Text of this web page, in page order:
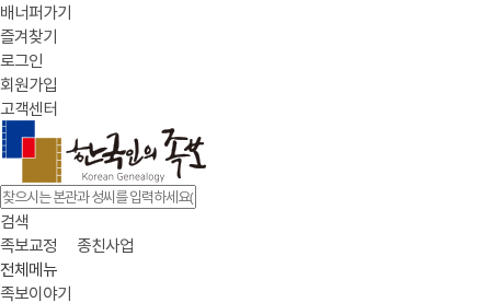
배너퍼가기
즐겨찾기
로그인
회원가입
고객센터
검색
족보교정
종친사업
전체메뉴
족보이야기